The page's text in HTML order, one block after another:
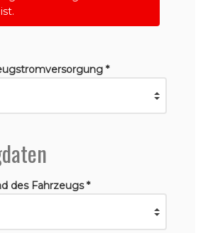
*
des Fahrzeugs *